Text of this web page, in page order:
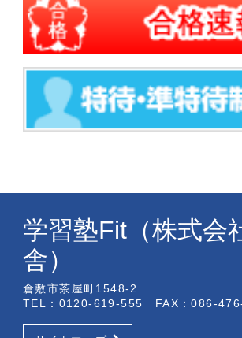
学習塾Fit（株式
舎）
倉敷市茶屋町1548-2
TEL：0120-619-555 FAX：086-